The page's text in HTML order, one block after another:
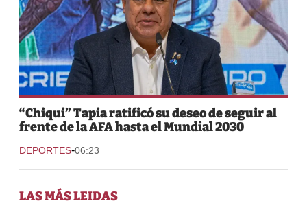
“Chiqui” Tapia ratificó su deseo de seguir al
frente de la AFA hasta el Mundial 2030
DEPORTES-06:23
LAS MÁS LEIDAS